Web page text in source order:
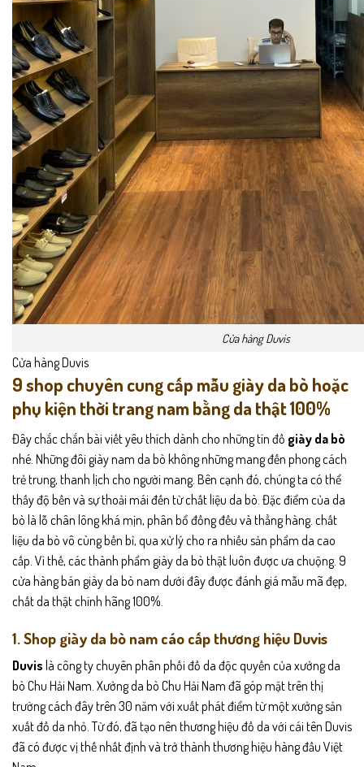
Cửa hàng Duvis
Cửa hàng Duvis
9 shop chuyên cung cấp mẫu giày da bò hoặc
phụ kiện thời trang nam bằng da thật 100%
Đây chắc chắn bài viết yêu thích dành cho những tín đồ giày da bò
nhé. Những đôi giày nam da bò không những mang đến phong cách
trẻ trung, thanh lịch cho người mang. Bên cạnh đó, chúng ta có thể
thấy độ bền và sự thoải mái đến từ chất liệu da bò. Đặc điểm của da
bò là lỗ chân lông khá mịn, phân bổ đồng đều và thẳng hàng. chất
liệu da bò vô cùng bền bỉ, qua xử lý cho ra nhiều sản phẩm da cao
cấp. Vì thế, các thành phẩm giày da bò thật luôn được ưa chuộng. 9
cửa hàng bán giày da bò nam dưới đây được đánh giá mẫu mã đẹp,
chất da thật chính hãng 100%.
1. Shop giày da bò nam cáo cấp thương hiệu Duvis
Duvis là công ty chuyên phân phối đồ da độc quyền của xưởng da
bò Chu Hải Nam. Xưởng da bò Chu Hải Nam đã góp mặt trên thị
trường cách đây trên 30 năm với xuất phát điểm từ một xưởng sản
xuất đồ da nhỏ. Từ đó, đã tạo nên thương hiệu đồ da với cái tên Duvis
đã có được vị thế nhất định và trở thành thương hiệu hàng đầu Việt